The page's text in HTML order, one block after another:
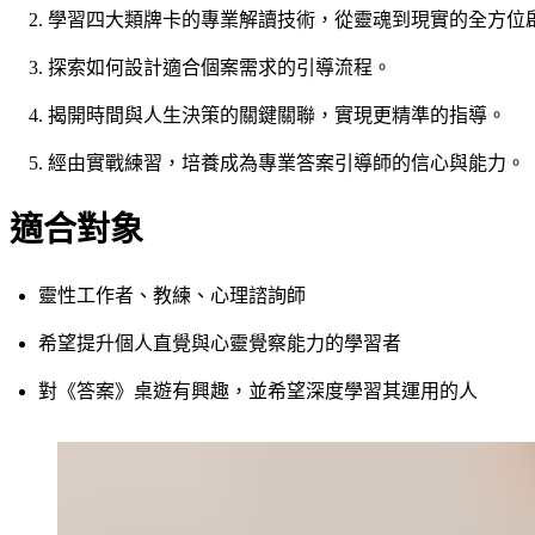
學習四大類牌卡的專業解讀技術，從靈魂到現實的全方位
探索如何設計適合個案需求的引導流程。
揭開時間與人生決策的關鍵關聯，實現更精準的指導。
經由實戰練習，培養成為專業答案引導師的信心與能力。
適合對象
靈性工作者、教練、心理諮詢師
希望提升個人直覺與心靈覺察能力的學習者
對《答案》桌遊有興趣，並希望深度學習其運用的人